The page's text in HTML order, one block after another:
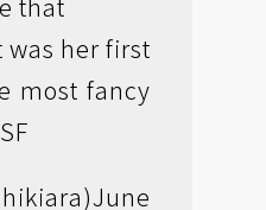
her first
most fancy
June